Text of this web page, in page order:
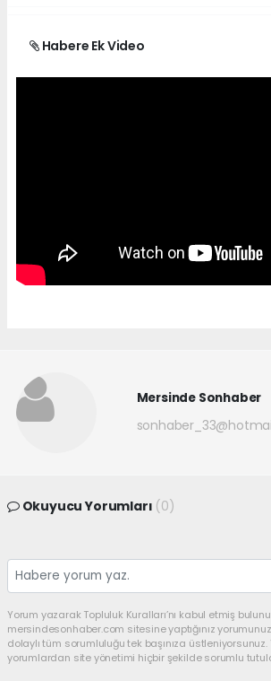
Habere Ek Video
Mersinde Sonhaber
Okuyucu Yorumları (0)
Yorum yazarak Topluluk Kuralları’nı kabul etmiş
mersindesonhaber.com sitesine yaptığınız
dolaylı tüm sorumluluğu tek başınıza üstleniyorsunuz.
yorumlardan site yönetimi hiçbir şekilde sorumlu